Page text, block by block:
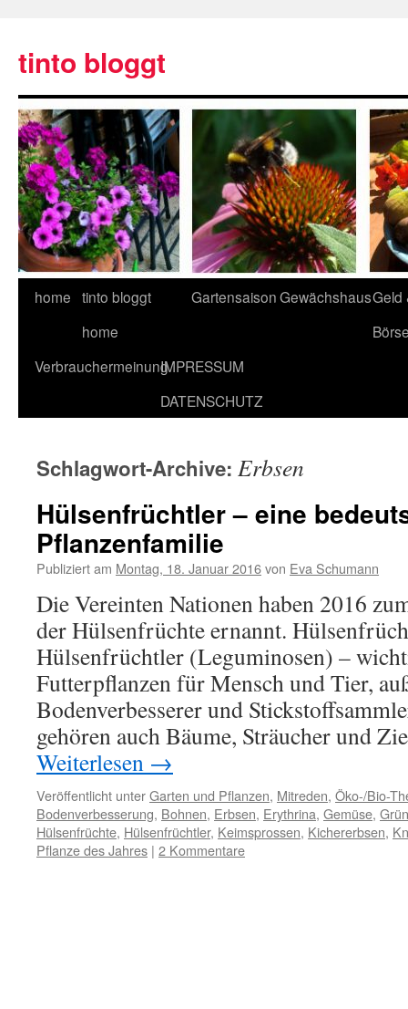
tinto bloggt
home tinto bloggt
home
GartensaisonGewächshausGeld
VerbrauchermeinungIMPRESSUM
DATENSCHUTZ
Schlagwort-Archive: Erbsen
Hülsenfrüchtler – eine
Pflanzenfamilie
Publiziert am Montag, 18. Januar 2016von Eva Schumann
Die Vereinten Nationen haben 2016
der Hülsenfrüchte ernannt.
Hülsenfrüchtler (Leguminosen) –
Futterpflanzen für Mensch und Tier,
Bodenverbesserer und
gehören auch Bäume, Sträucher und
Weiterlesen →
Veröffentlicht unterGarten und Pflanzen, Mitreden, Öko-/Bio-
Bodenverbesserung, Bohnen, Erbsen, Erythrina, Gemüse,
Hülsenfrüchte, Hülsenfrüchtler, Keimsprossen, Kichererbsen,
Pflanze des Jahres | 2 Kommentare